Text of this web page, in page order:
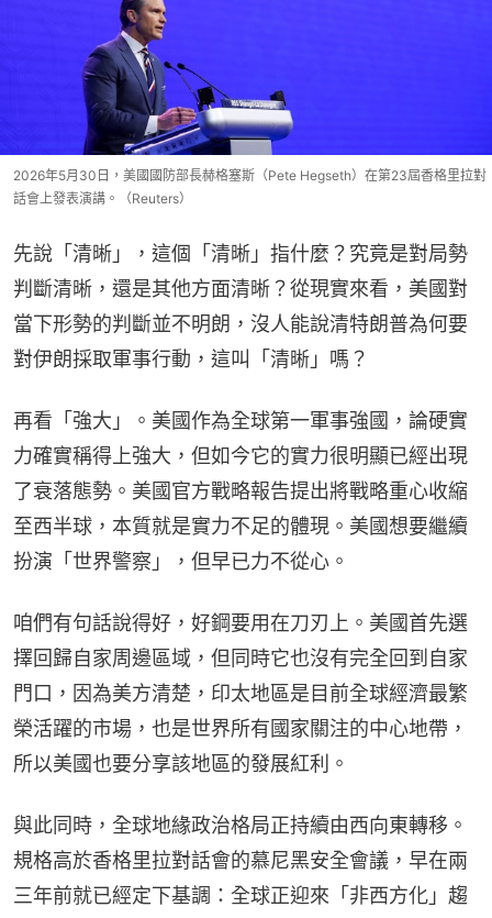
2026年5月30日，美國國防部長赫格塞斯（Pete Hegseth）在第23屆香格里拉對
話會上發表演講。（Reuters）
先說「清晰」，這個「清晰」指什麼？究竟是對局勢
判斷清晰，還是其他方面清晰？從現實來看，美國對
當下形勢的判斷並不明朗，沒人能說清特朗普為何要
對伊朗採取軍事行動，這叫「清晰」嗎？
再看「強大」。美國作為全球第一軍事強國，論硬實
力確實稱得上強大，但如今它的實力很明顯已經出現
了衰落態勢。美國官方戰略報告提出將戰略重心收縮
至西半球，本質就是實力不足的體現。美國想要繼續
扮演「世界警察」，但早已力不從心。
咱們有句話說得好，好鋼要用在刀刃上。美國首先選
擇回歸自家周邊區域，但同時它也沒有完全回到自家
門口，因為美方清楚，印太地區是目前全球經濟最繁
榮活躍的市場，也是世界所有國家關注的中心地帶，
所以美國也要分享該地區的發展紅利。
與此同時，全球地緣政治格局正持續由西向東轉移。
規格高於香格里拉對話會的慕尼黑安全會議，早在兩
三年前就已經定下基調：全球正迎來「非西方化」趨